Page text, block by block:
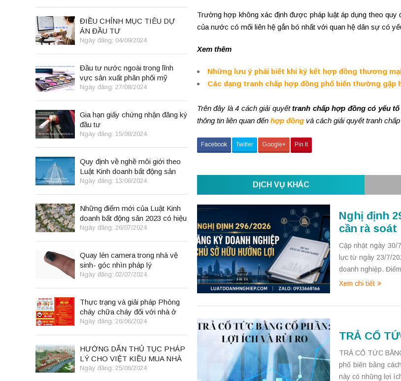
Trường hợp không xác định được pháp luật áp dụng theo
của nước có mối liên hệ gắn bó nhất với quan hệ dân sự có
Xem thêm
Những lưu ý phải biết khi ký kết hợp đồng thương
Các dạng tranh chấp hợp đồng phổ biến thường gặp
Trên đây là 4 cách giải quyếttranh chấp hợp đồng có yếu
thông tin liên quan đến hợp đồng và cách giải quyết tranh
Facebook Twitter Google+ Pin It
DỊCH VỤ KHÁC
Nghị định
cần rà soát
Cập nhật ngày 30/
lực từ ngày 23/7/
doanh nghiệp.
Xem chi tiết
TRẢ CỔ
TRẢ CỔ TỨC
phổ biến bằng
này có những lợi
ĐIỀU CHỈNH MỤC TIÊU DỰ
ÁN ĐẦU TƯ
Ngày đăng: 04/09/2024
Đầu tư nước ngoài trong lĩnh
vực sản xuất phân phối mỹ
phẩm
Ngày đăng: 27/08/2024
Gia hạn giấy chứng nhận đăng ký
đầu tư
Ngày đăng: 15/08/2024
Quy định về nghề môi giới theo
Luật Kinh doanh bất động sản
2023
Ngày đăng: 13/08/2024
Những điểm mới của Luật Kinh
doanh bất động sản 2023 có hiệu
lực từ 01/8/2024
Ngày đăng: 26/07/2024
Quay lén camera trong nhà vệ
sinh- góc nhìn pháp lý
Ngày đăng: 02/07/2024
Thực trạng và giải pháp Phòng
cháy chữa cháy đối với nhà ở
kết hợp kinh doanh tại Việt Nam
Ngày đăng: 26/06/2024
HƯỚNG DẪN THỦ TỤC PHÁP
LÝ CHO VIỆT KIỀU MUA NHÀ
TẠI VIỆT NAM THEO LUẬT
Ngày đăng: 25/06/2024